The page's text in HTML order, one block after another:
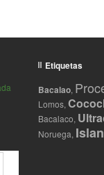
Etiquetas
Bacalao,
Lomos,
Bacalaco,
Noruega,